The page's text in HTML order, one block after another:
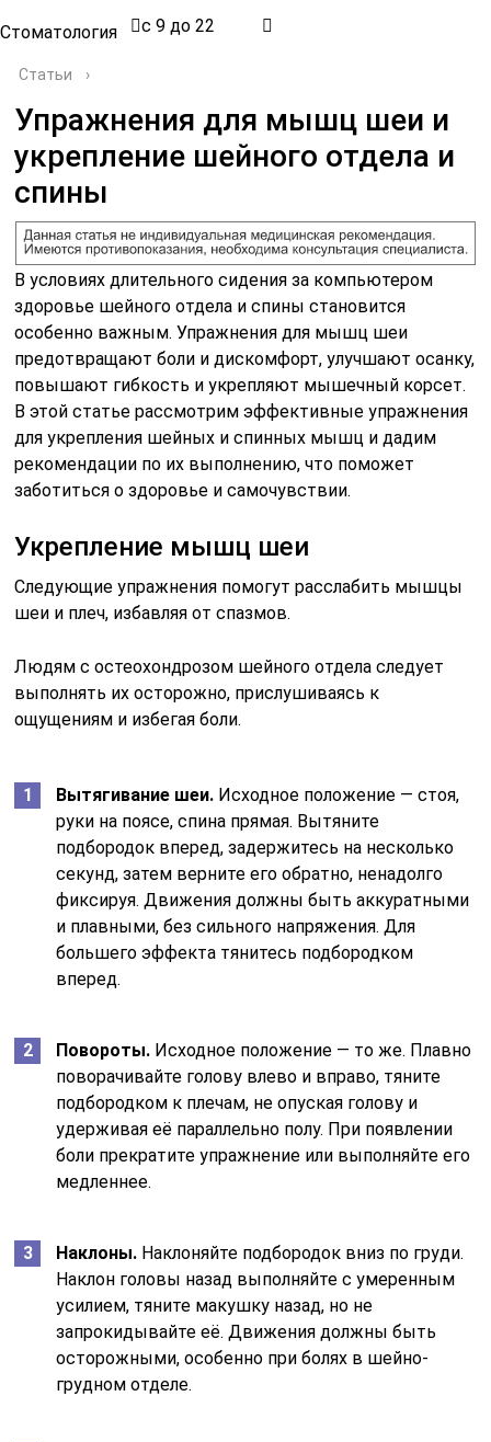
Стоматология с 9 до 22
Статьи ›
Упражнения для мышц шеи и
укрепление шейного отдела и
спины
В условиях длительного сидения за компьютером
здоровье шейного отдела и спины становится
особенно важным. Упражнения для мышц шеи
предотвращают боли и дискомфорт, улучшают осанку,
повышают гибкость и укрепляют мышечный корсет.
В этой статье рассмотрим эффективные упражнения
для укрепления шейных и спинных мышц и дадим
рекомендации по их выполнению, что поможет
заботиться о здоровье и самочувствии.
Укрепление мышц шеи
Следующие упражнения помогут расслабить мышцы
шеи и плеч, избавляя от спазмов.
Людям с остеохондрозом шейного отдела следует
выполнять их осторожно, прислушиваясь к
ощущениям и избегая боли.
Вытягивание шеи. Исходное положение — стоя,
руки на поясе, спина прямая. Вытяните
подбородок вперед, задержитесь на несколько
секунд, затем верните его обратно, ненадолго
фиксируя. Движения должны быть аккуратными
и плавными, без сильного напряжения. Для
большего эффекта тянитесь подбородком
вперед.
Повороты. Исходное положение — то же. Плавно
поворачивайте голову влево и вправо, тяните
подбородком к плечам, не опуская голову и
удерживая её параллельно полу. При появлении
боли прекратите упражнение или выполняйте его
медленнее.
Наклоны. Наклоняйте подбородок вниз по груди.
Наклон головы назад выполняйте с умеренным
усилием, тяните макушку назад, но не
запрокидывайте её. Движения должны быть
осторожными, особенно при болях в шейно-
грудном отделе.